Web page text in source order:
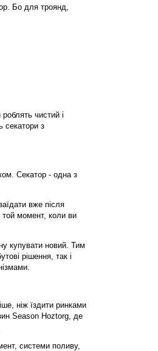
Бо для троянд,
чистий і
секатори з
Секатор - одна з
вже після
той момент, коли ви
купувати новий. Тим
рішення, так і
ніж їздити ринками
Season Hoztorg, де
системи поливу,